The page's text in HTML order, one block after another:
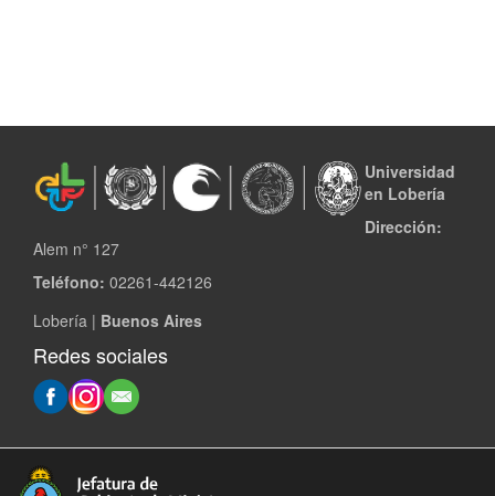
Universidad
en Lobería
Dirección:
Alem n° 127
Teléfono: 02261-442126
Lobería | Buenos Aires
Redes sociales